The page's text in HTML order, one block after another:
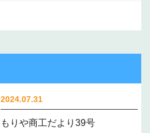
2024.07.31
もりや商工だより39号